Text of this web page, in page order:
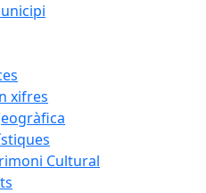
xifres
Cultural